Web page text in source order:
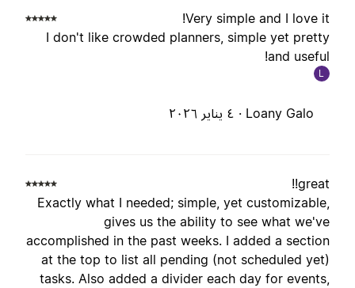
Very simple and I love
I don't like crowded planners, simple yet
and
Loany Galo · ٤ يناير ٢٠٢٦
Exactly what I needed; simple, yet
gives us the ability to see what
accomplished in the past weeks. I added a
at the top to list all pending (not scheduled
tasks. Also added a divider each day for